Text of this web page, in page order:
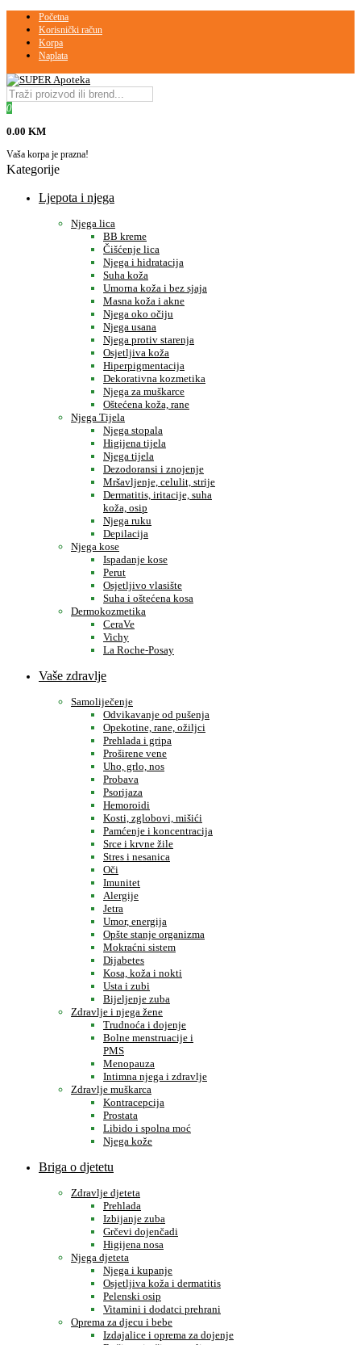
Početna
Korisnički račun
Korpa
Naplata
0
0.00 KM
Vaša korpa je prazna!
Kategorije
Ljepota i njega
Njega lica
BB kreme
Čišćenje lica
Njega i hidratacija
Suha koža
Umorna koža i bez sjaja
Masna koža i akne
Njega oko očiju
Njega usana
Njega protiv starenja
Osjetljiva koža
Hiperpigmentacija
Dekorativna kozmetika
Njega za muškarce
Oštećena koža, rane
Njega Tijela
Njega stopala
Higijena tijela
Njega tijela
Dezodoransi i znojenje
Mršavljenje, celulit, strije
Dermatitis, iritacije, suha
koža, osip
Njega ruku
Depilacija
Njega kose
Ispadanje kose
Perut
Osjetljivo vlasište
Suha i oštećena kosa
Dermokozmetika
CeraVe
Vichy
La Roche-Posay
Vaše zdravlje
Samoliječenje
Odvikavanje od pušenja
Opekotine, rane, ožiljci
Prehlada i gripa
Proširene vene
Uho, grlo, nos
Probava
Psorijaza
Hemoroidi
Kosti, zglobovi, mišići
Pamćenje i koncentracija
Srce i krvne žile
Stres i nesanica
Oči
Imunitet
Alergije
Jetra
Umor, energija
Opšte stanje organizma
Mokraćni sistem
Dijabetes
Kosa, koža i nokti
Usta i zubi
Bijeljenje zuba
Zdravlje i njega žene
Trudnoća i dojenje
Bolne menstruacije i
PMS
Menopauza
Intimna njega i zdravlje
Zdravlje muškarca
Kontracepcija
Prostata
Libido i spolna moć
Njega kože
Briga o djetetu
Zdravlje djeteta
Prehlada
Izbijanje zuba
Grčevi dojenčadi
Higijena nosa
Njega djeteta
Njega i kupanje
Osjetljiva koža i dermatitis
Pelenski osip
Vitamini i dodatci prehrani
Oprema za djecu i bebe
Izdajalice i oprema za dojenje